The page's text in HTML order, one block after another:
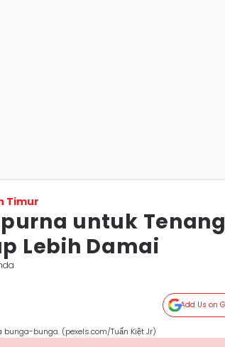
Timur
untuk
Lebih Damai
Add Us on
bunga. (pexels.com/Tuấn Kiệt Jr)